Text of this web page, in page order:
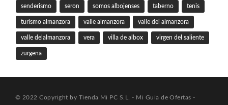
senderismo seron somos albojenses taberno tenis
turismo almanzora valle almanzora valle del almanzora
valle delalmanzora vera villa de albox virgen del saliente
zurgena
© 2022 Copyright by Tienda Mi PC S.L. - Mi Guia de Ofertas -